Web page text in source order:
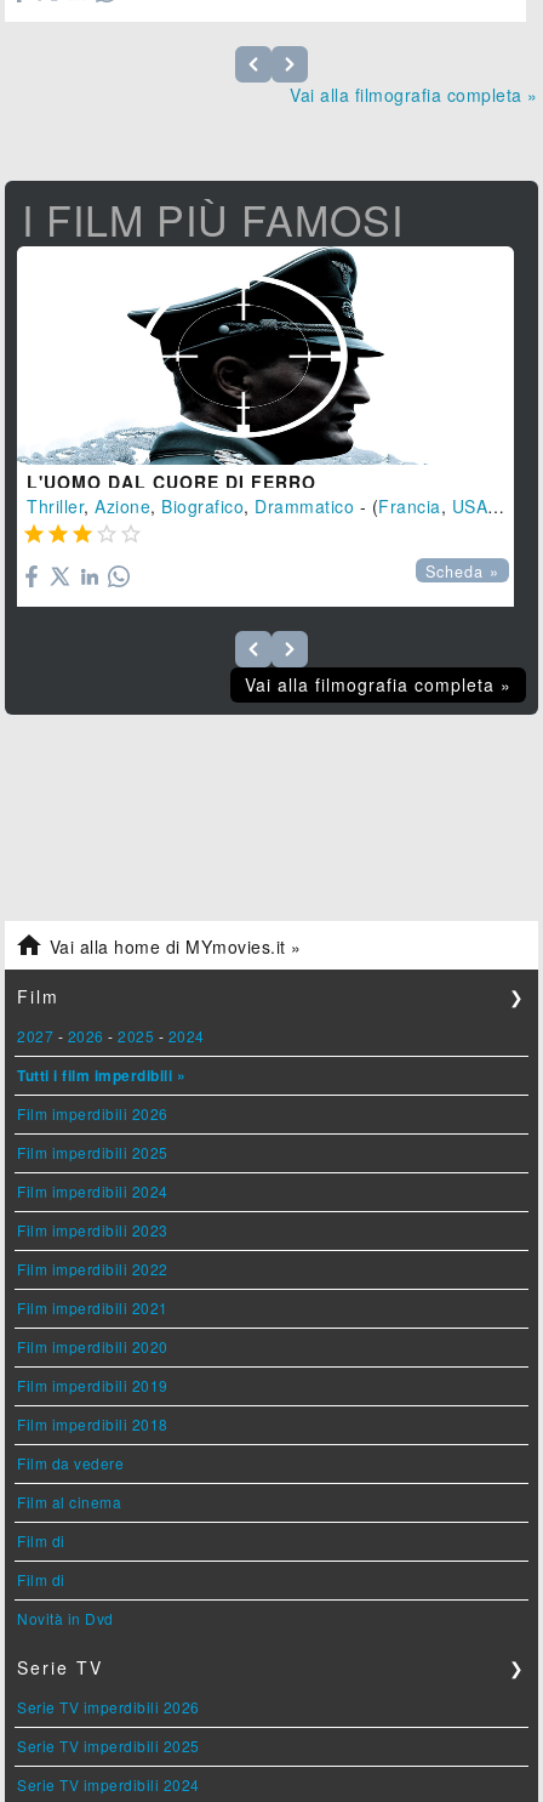
Vai alla filmografia completa »
I FILM PIÙ FAMOSI
L'UOMO DAL CUORE DI FERRO
Thriller,Azione, Biografico, Drammatico - (Francia, USA,
    
Scheda »
Vai alla filmografia completa »
 Vai alla home di MYmovies.it »
Film ❯
2027 - 2026 -2025 - 2024
Tutti i film imperdibili »
Film imperdibili 2026
Film imperdibili 2025
Film imperdibili 2024
Film imperdibili 2023
Film imperdibili 2022
Film imperdibili 2021
Film imperdibili 2020
Film imperdibili 2019
Film imperdibili 2018
Film da vedere
Film al cinema
Film di
Film di
Novità in Dvd
Serie TV ❯
Serie TV imperdibili 2026
Serie TV imperdibili 2025
Serie TV imperdibili 2024